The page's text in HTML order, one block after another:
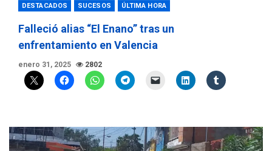
DESTACADOS SUCESOS ÚLTIMA HORA
Falleció alias “El Enano” tras un
enfrentamiento en Valencia
enero 31, 2025 2802